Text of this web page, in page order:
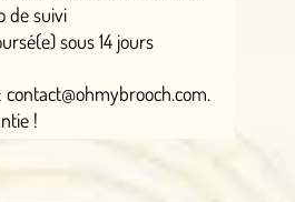
de suivi
sous 14 jours
!